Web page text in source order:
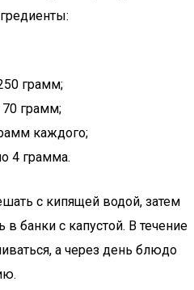
грамм;
70 грамм;
каждого;
4 грамма.
с кипящей водой, затем
банки с капустой. В течение
а через день блюдо